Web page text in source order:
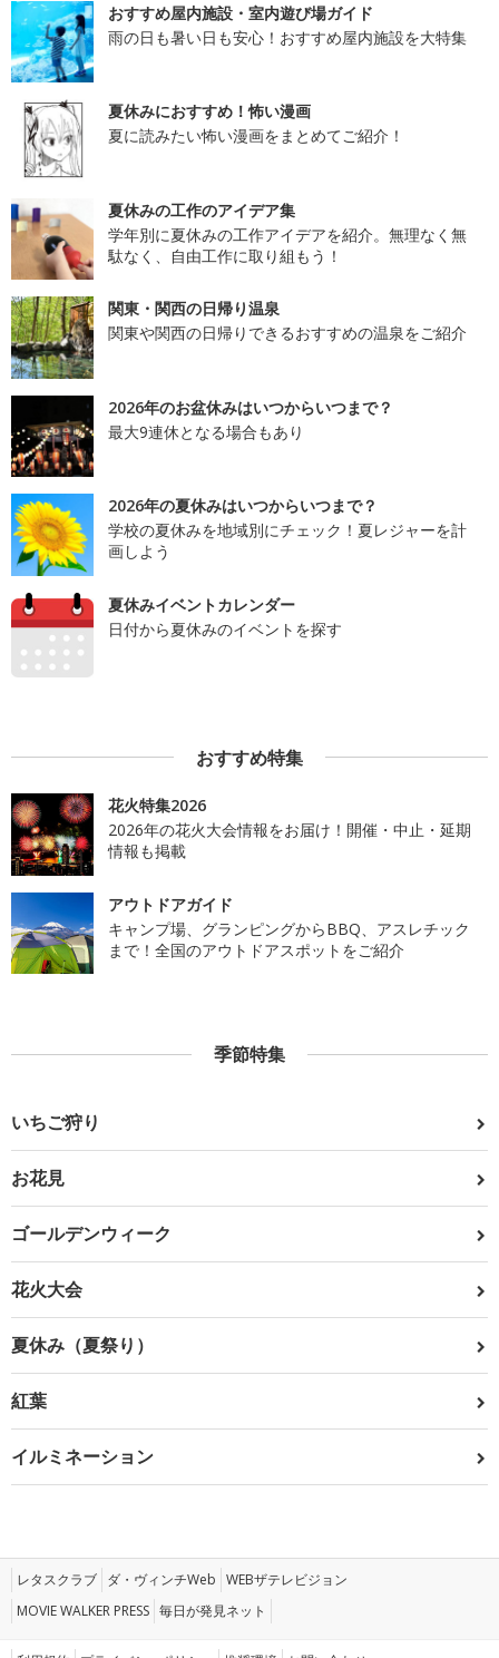
おすすめ屋内施設・室内遊び場ガイド
雨の日も暑い日も安心！おすすめ屋内施設を大特集
夏休みにおすすめ！怖い漫画
夏に読みたい怖い漫画をまとめてご紹介！
夏休みの工作のアイデア集
学年別に夏休みの工作アイデアを紹介。無理なく無
駄なく、自由工作に取り組もう！
関東・関西の日帰り温泉
関東や関西の日帰りできるおすすめの温泉をご紹介
2026年のお盆休みはいつからいつまで？
最大9連休となる場合もあり
2026年の夏休みはいつからいつまで？
学校の夏休みを地域別にチェック！夏レジャーを計
画しよう
夏休みイベントカレンダー
日付から夏休みのイベントを探す
おすすめ特集
花火特集2026
2026年の花火大会情報をお届け！開催・中止・延期
情報も掲載
アウトドアガイド
キャンプ場、グランピングからBBQ、アスレチック
まで！全国のアウトドアスポットをご紹介
季節特集
いちご狩り
お花見
ゴールデンウィーク
花火大会
夏休み（夏祭り）
紅葉
イルミネーション
レタスクラブ ダ・ヴィンチWeb WEBザテレビジョン
MOVIE WALKER PRESS 毎日が発見ネット